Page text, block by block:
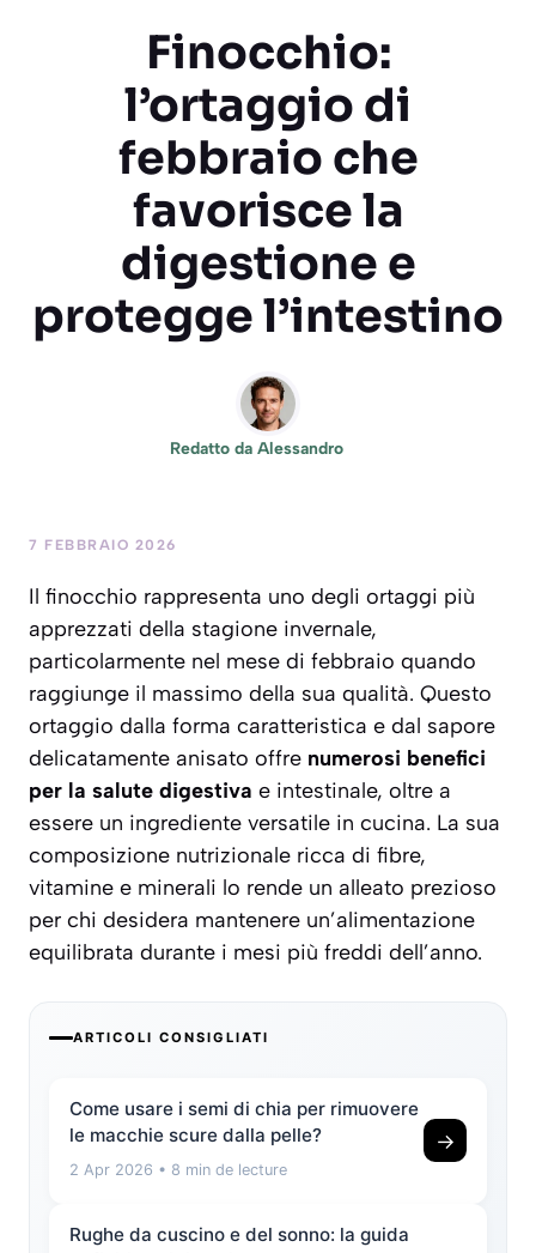
Finocchio:
l’ortaggio di
febbraio che
favorisce la
digestione e
protegge l’intestino
Redatto da Alessandro
7 FEBBRAIO 2026
Il finocchio rappresenta uno degli ortaggi più
apprezzati della stagione invernale,
particolarmente nel mese di febbraio quando
raggiunge il massimo della sua qualità. Questo
ortaggio dalla forma caratteristica e dal sapore
delicatamente anisato offre numerosi benefici
per la salute digestiva e intestinale, oltre a
essere un ingrediente versatile in cucina. La sua
composizione nutrizionale ricca di fibre,
vitamine e minerali lo rende un alleato prezioso
per chi desidera mantenere un’alimentazione
equilibrata durante i mesi più freddi dell’anno.
ARTICOLI CONSIGLIATI
Come usare i semi di chia per rimuovere
le macchie scure dalla pelle?
2 Apr 2026 • 8 min de lecture
→
Rughe da cuscino e del sonno: la guida